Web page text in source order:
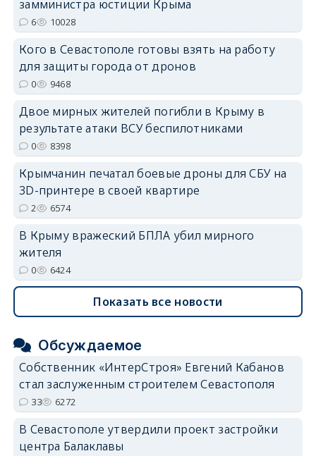
замминистра юстиции Крыма
6 10028
Кого в Севастополе готовы взять на работу
для защиты города от дронов
0 9468
Двое мирных жителей погибли в Крыму в
результате атаки ВСУ беспилотниками
0 8398
Крымчанин печатал боевые дроны для СБУ на
3D-принтере в своей квартире
2 6574
В Крыму вражеский БПЛА убил мирного
жителя
0 6424
Показать все новости
Обсуждаемое
Собственник «ИнтерСтроя» Евгений Кабанов
стал заслуженным строителем Севастополя
33 6272
В Севастополе утвердили проект застройки
центра Балаклавы